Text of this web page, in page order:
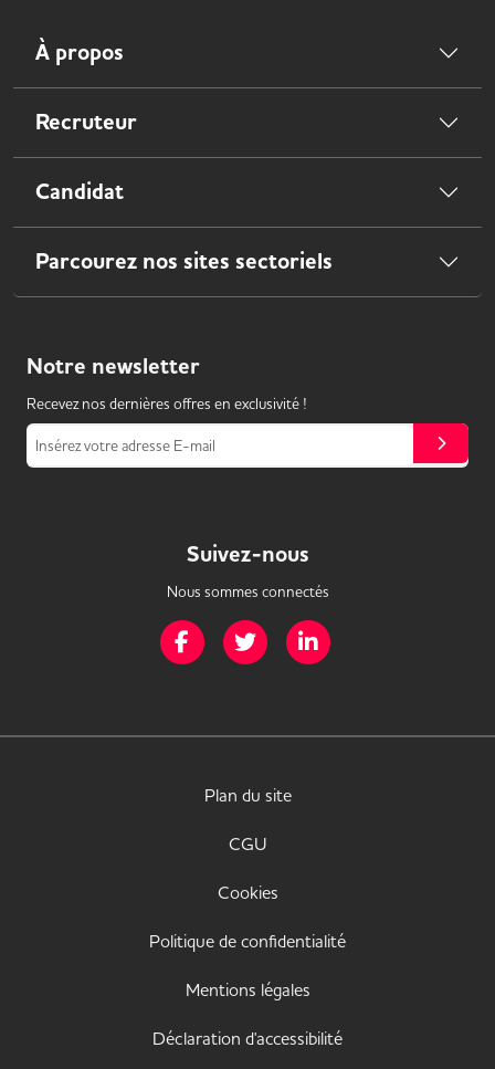
À propos
Recruteur
Candidat
Parcourez nos sites sectoriels
Notre newsletter
Recevez nos dernières offres en exclusivité !
Insérez votre adresse E-mail
Suivez-nous
Nous sommes connectés
Page Facebook de Mission Handicap
Page Twitter de Mission Handicap
Plan du site
CGU
Cookies
Politique de confidentialité
Mentions légales
Déclaration d'accessibilité